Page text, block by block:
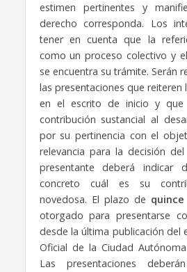
estimen pertinentes y
derecho corresponda. Los
tener en cuenta que la
como un proceso colectivo y
se encuentra su trámite. Serán
las presentaciones que
en el escrito de inicio y que
contribución sustancial al
por su pertinencia con el
relevancia para la decisión
presentante deberá
concreto cuál es su
novedosa. El plazo de
otorgado para presentarse
desde la última publicación del
Oficial de la Ciudad
Las presentaciones